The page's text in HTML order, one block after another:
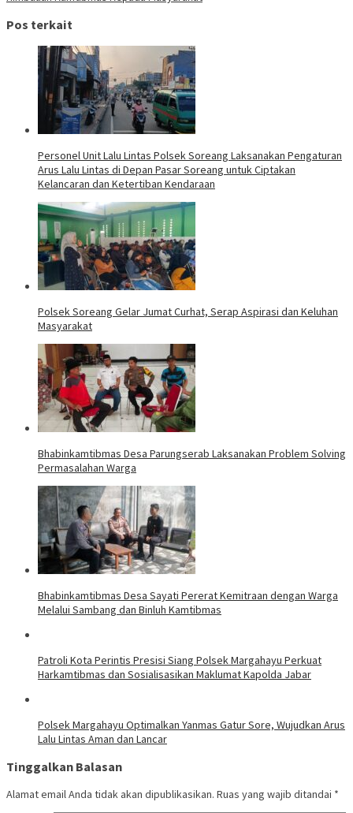
Pos terkait
Personel Unit Lalu Lintas Polsek Soreang Laksanakan Pengaturan
Arus Lalu Lintas di Depan Pasar Soreang untuk Ciptakan
Kelancaran dan Ketertiban Kendaraan
Polsek Soreang Gelar Jumat Curhat, Serap Aspirasi dan Keluhan
Masyarakat
Bhabinkamtibmas Desa Parungserab Laksanakan Problem Solving
Permasalahan Warga
Bhabinkamtibmas Desa Sayati Pererat Kemitraan dengan Warga
Melalui Sambang dan Binluh Kamtibmas
Patroli Kota Perintis Presisi Siang Polsek Margahayu Perkuat
Harkamtibmas dan Sosialisasikan Maklumat Kapolda Jabar
Polsek Margahayu Optimalkan Yanmas Gatur Sore, Wujudkan Arus
Lalu Lintas Aman dan Lancar
Tinggalkan Balasan
Alamat email Anda tidak akan dipublikasikan. Ruas yang wajib ditandai *